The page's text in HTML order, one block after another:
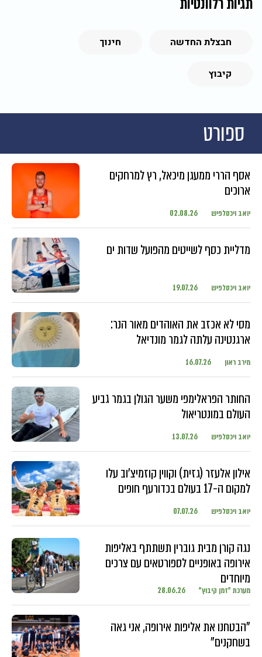
תגיות רלוונטיות
חבצלת החדשה חינוך
קיבוץ
ספורט
אסף הררי ממעגן מיכאל, רץ למרחקים
ארוכים
יואב ויכסלפיש 02.08.26
מדליית כסף לשייטים מהפועל שדות ים
יואב ויכסלפיש 19.07.26
מסי לא אכזב את האוהדים מאור הנר:
ארגנטינה עלתה לגמר מונדיאל
מירב ראון 16.07.26
החותר הפראלימפי משער הגולן בגמר גביע
העולם במונטריאול
יואב ויכסלפיש 13.07.26
אילון אלעזר (גזית) וקווין קוזמיצ'וב עלו
למקום ה-17 בעולם בכדורעף חופים
יואב ויכסלפיש 07.07.26
נגה קורן מבית גוברין תשתתף באליפות
אירופה באופניים לספורטאים עם צרכים
מיוחדים
מערכת "זמן קיבוץ" 28.06.26
"הבטחנו את אליפות אירופה, אני גאה
בשחקנים"